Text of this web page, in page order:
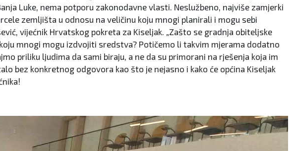
Luke, nema potporu zakonodavne vlasti. Neslužbeno, najviše zamjerki
zemljišta u odnosu na veličinu koju mnogi planirali i mogu sebi
vijećnik Hrvatskog pokreta za Kiseljak. „Zašto se gradnja obiteljske
mnogi mogu izdvojiti sredstva? Potičemo li takvim mjerama dodatno
priliku ljudima da sami biraju, a ne da su primorani na rješenja koja im
bez konkretnog odgovora kao što je nejasno i kako će općina Kiseljak